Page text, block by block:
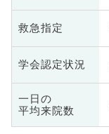
救急指定
学会認定状況
一日の
平均来院数